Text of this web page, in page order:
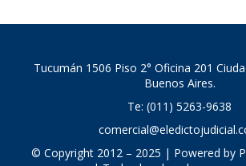
Tucumán 1506 Piso 2° Oficina 201
Buenos Aires.
Te: (011) 5263-9638
© Copyright 2012 – 2025 | Powered by